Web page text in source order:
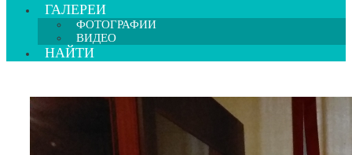
ГАЛЕРЕИ
ФОТОГРАФИИ
ВИДЕО
НАЙТИ